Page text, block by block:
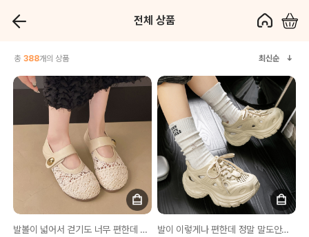
전체 상품
총 388개의 상품 최신순
발볼이 넓어서 걷기도 너무 편한데 디자인도 너무 이뻐요💗 발이 이렇게나 편한데 정말 말도안되는 다리 핏💥